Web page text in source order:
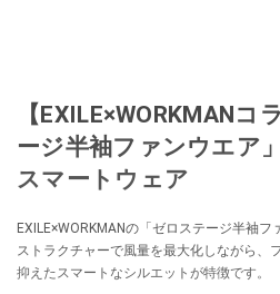
【EXILE×WORKMAN
ージ半袖ファンウエア
スマートウェア
EXILE×WORKMANの「ゼロステージ半袖
ストラクチャーで風量を最大化しながら、
抑えたスマートなシルエットが特徴です。